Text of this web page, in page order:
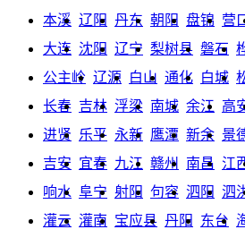
本溪 辽阳 丹东 朝阳 盘锦 营
大连 沈阳 辽宁 梨树县 磐石
公主岭 辽源 白山 通化 白城
长春 吉林 浮梁 南城 余江 高
进贤 乐平 永新 鹰潭 新余 景
吉安 宜春 九江 赣州 南昌 江
响水 阜宁 射阳 句容 泗阳 泗
灌云 灌南 宝应县 丹阳 东台